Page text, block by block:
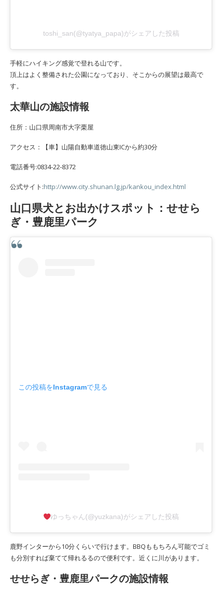
toshi_san(@tyatya_papa)がシェアした投稿
手軽にハイキング感覚で登れる山です。
頂上はよく整備された公園になっており、そこからの展望は最高で
す。
太華山の施設情報
住所：山口県周南市大字栗屋
アクセス：【車】山陽自動車道徳山東ICから約30分
電話番号:0834-22-8372
公式サイト:http://www.city.shunan.lg.jp/kankou_index.html
山口県犬とお出かけスポット：せせら
ぎ・豊鹿里パーク
この投稿をInstagramで見る
ゆっちゃん(@yuzkana)がシェアした投稿
鹿野インターから10分くらいで行けます。BBQももちろん可能でゴミ
も分別すれば棄てて帰れるるので便利です。近くに川があります。
せせらぎ・豊鹿里パークの施設情報